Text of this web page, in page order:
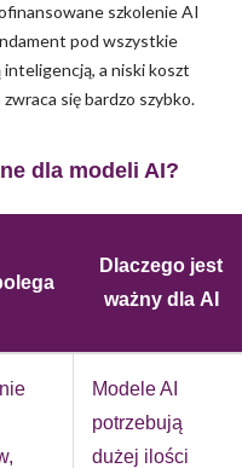
szkolenie AI
pod wszystkie
a niski koszt
się bardzo szybko.
dla modeli AI?
Dlaczego jest
ważny dla AI
Modele AI
potrzebują
dużej ilości